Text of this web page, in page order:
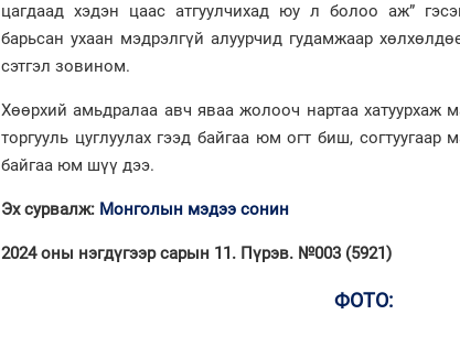
цагдаад хэдэн цаас атгуулчихад юу л болоо аж”
барьсан ухаан мэдрэлгүй алуурчид гудамжаар
сэтгэл зовином.
Хөөрхий амьдралаа авч яваа жолооч нартаа хатуурхаж
торгууль цуглуулах гээд байгаа юм огт биш,
байгаа юм шүү дээ.
Эх сурвалж: Монголын мэдээ сонин
2024 оны нэгдүгээр сарын 11. Пүрэв. №003 (5921)
ФОТО: